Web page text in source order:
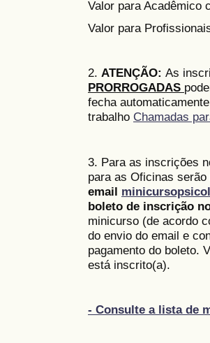
Valor para Acadêmico
Valor para
2. ATENÇÃO: As
PRORROGADAS
fecha
trabalho Chamadas
3. Para as inscrições
para as Oficinas serão
email
boleto de inscrição
minicurso (de acordo
do envio do email e
pagamento do boleto.
está inscrito(a).
- Consulte a lista de